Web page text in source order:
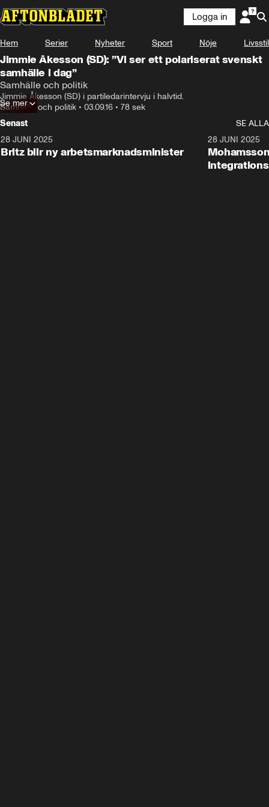
Logga in
Hem Serier Nyheter Sport Nöje Livsstil
Jimmie Åkesson (SD): ”Vi ser ett polariserat svenskt
samhälle i dag”
Samhälle och politik
Jimmie Åkesson (SD) i partiledarintervju i halvtid.
Samhälle och politik • 03.09.16 • 78 sek
Se mer
Senast
SE ALLA
28 JUNI 2025
Britz blir ny arbetsmarknadsminister
28 JUNI 2025